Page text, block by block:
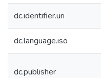
dc.identifier.uri
dc.language.iso
dc.publisher